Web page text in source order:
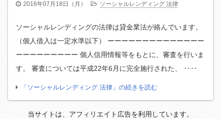
2016年07月18日（月） ソーシャルレンディング 法律
ソーシャルレンディングの法律は貸金業法が絡んでいます。
（個人借入は一定水準以下） ーーーーーーーーーーーーーー
ーーーーーーーーー 個人信用情報等をもとに、審査を行いま
す。 審査については平成22年6月に完全施行された、 ‥‥
「ソーシャルレンディング 法律」の続きを読む
当サイトは、アフィリエイト広告を利用しています。